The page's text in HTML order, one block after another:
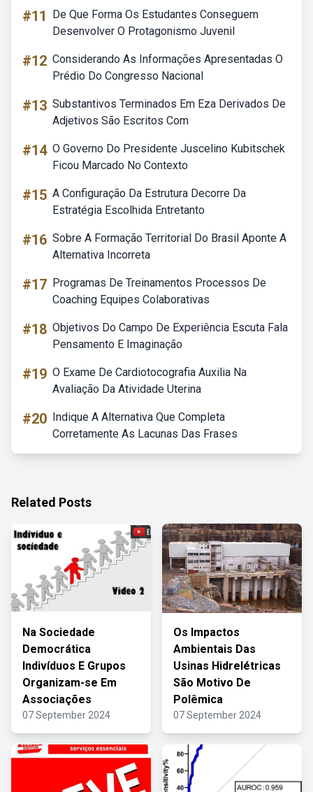
#11
De Que Forma Os Estudantes Conseguem
Desenvolver O Protagonismo Juvenil
#12 Considerando As Informações Apresentadas O
Prédio Do Congresso Nacional
#13 Substantivos Terminados Em Eza Derivados De
Adjetivos São Escritos Com
#14 O Governo Do Presidente Juscelino Kubitschek
Ficou Marcado No Contexto
#15 A Configuração Da Estrutura Decorre Da
Estratégia Escolhida Entretanto
#16 Sobre A Formação Territorial Do Brasil Aponte A
Alternativa Incorreta
#17 Programas De Treinamentos Processos De
Coaching Equipes Colaborativas
#18 Objetivos Do Campo De Experiência Escuta Fala
Pensamento E Imaginação
#19 O Exame De Cardiotocografia Auxilia Na
Avaliação Da Atividade Uterina
#20 Indique A Alternativa Que Completa
Corretamente As Lacunas Das Frases
Related Posts
Na Sociedade
Democrática
Indivíduos E Grupos
Organizam-se Em
Associações
07 September 2024
Os Impactos
Ambientais Das
Usinas Hidrelétricas
São Motivo De
Polêmica
07 September 2024